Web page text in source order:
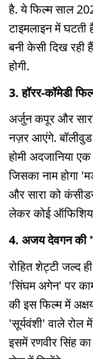
है. ये फिल्म साल
टाइमलाइन में
बनी केसी दिख रही
होगी.
3. हॉरर-कॉमेडी
अर्जुन कपूर और
नज़र आएंगे. बॉलीवुड
होमी अदजानिया
जिसका नाम होगा
और सारा को
लेकर कोई
4. अजय देवगन की
रोहित शेट्टी जल्द
'सिंघम अगेन' पर
की इस फिल्म में
'सूर्यवंशी' वाले रोल
इसमें रणवीर सिंह